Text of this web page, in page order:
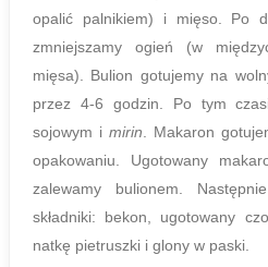
opalić palnikiem) i mięso. Po
zmniejszamy ogień (w
mięsa). Bulion gotujemy na
przez 4-6 godzin. Po tym
sojowym i mirin . Makaron
opakowaniu. Ugotowany
zalewamy bulionem.
składniki: bekon, ugotowany
natkę pietruszki i glony w paski.